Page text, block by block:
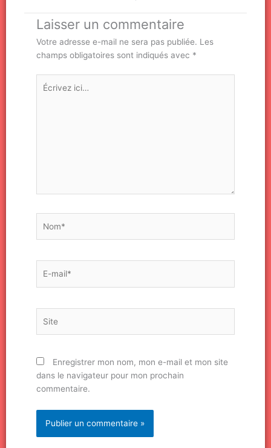
Laisser un commentaire
Votre adresse e-mail ne sera pas publiée. Les
champs obligatoires sont indiqués avec *
Écrivez
ici…
mail*
Enregistrer mon nom, mon e-mail et mon site
dans le navigateur pour mon prochain
commentaire.